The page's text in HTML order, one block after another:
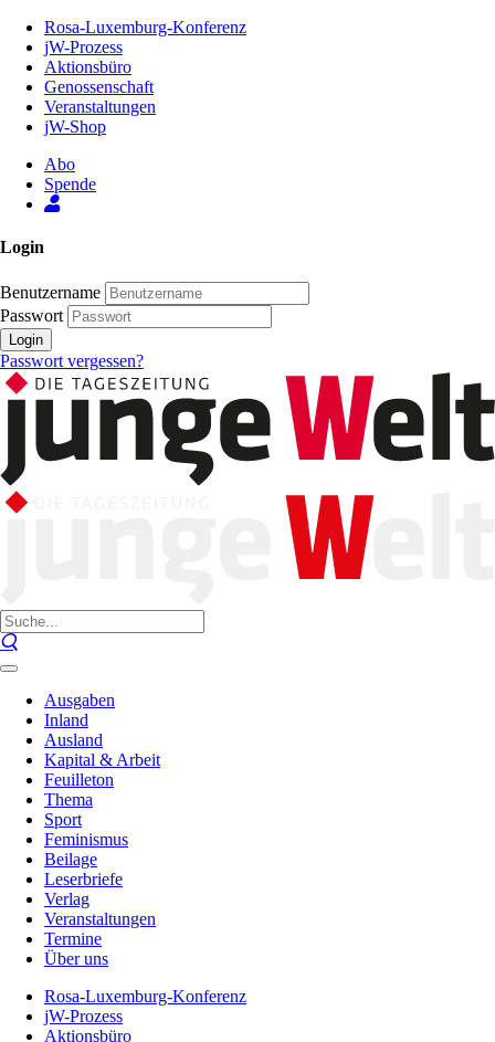
Inhalt
Seite
Rosa-Luxemburg-Konferenz
jW-Prozess
Aktionsbüro
Genossenschaft
Veranstaltungen
jW-Shop
Abo
Spende
Login
Benutzername
Passwort
Login
Passwort vergessen?
Ausgaben
Inland
Ausland
Kapital & Arbeit
Feuilleton
Thema
Sport
Feminismus
Beilage
Leserbriefe
Verlag
Veranstaltungen
Termine
Über uns
Rosa-Luxemburg-Konferenz
jW-Prozess
Aktionsbüro